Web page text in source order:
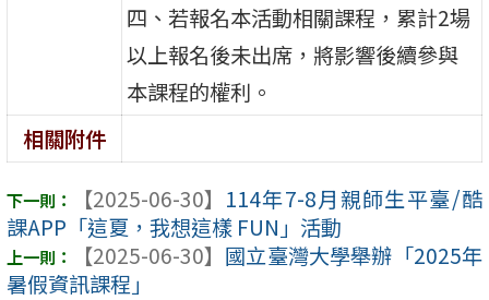
四、若報名本活動相關課程，累計2場
以上報名後未出席，將影響後續參與
本課程的權利。
相關附件
【2025-06-30】 114年7-8月親師生平臺/酷
課APP「這夏，我想這樣 FUN」活動
【2025-06-30】 國立臺灣大學舉辦「2025年
暑假資訊課程」